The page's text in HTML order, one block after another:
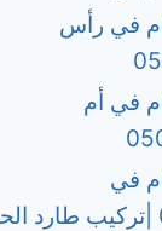
في رأس
في أم
في